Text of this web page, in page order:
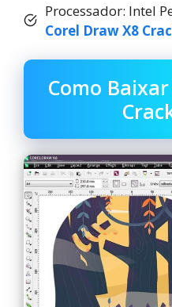
Processador: Intel
Corel Draw X8
Como